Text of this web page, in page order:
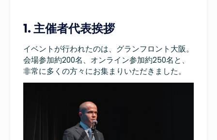
1. 主催者代表挨拶
イベントが行われたのは、グランフロント大阪。
会場参加約200名、オンライン参加約250名と、
非常に多くの方々にお集まりいただきました。